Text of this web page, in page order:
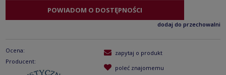
POWIADOM O DOSTĘPNOŚCI
dodaj do przechowalni
Ocena:
Producent:
zapytaj o produkt
poleć znajomemu